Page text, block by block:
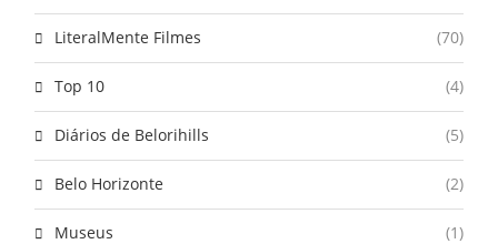
LiteralMente Filmes (70)
Top 10 (4)
Diários de Belorihills (5)
Belo Horizonte (2)
Museus (1)